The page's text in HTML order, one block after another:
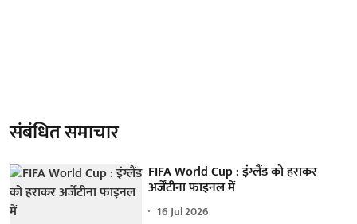
संबंधित समाचार
FIFA World Cup : इंग्लैंड को हराकर
अर्जेंटीना फाइनल में
16 Jul 2026